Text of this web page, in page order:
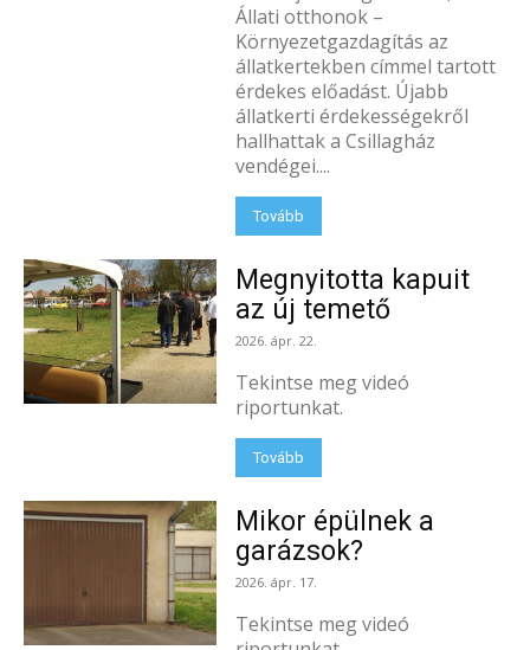
Állati otthonok –
Környezetgazdagítás az
állatkertekben címmel tartott
érdekes előadást. Újabb
állatkerti érdekességekről
hallhattak a Csillagház
vendégei....
Tovább
Megnyitotta kapuit
az új temető
2026. ápr. 22.
Tekintse meg videó
riportunkat.
Tovább
Mikor épülnek a
garázsok?
2026. ápr. 17.
Tekintse meg videó